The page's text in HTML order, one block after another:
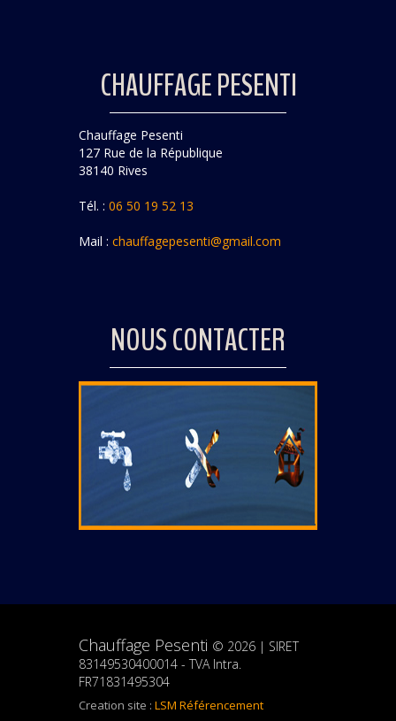
CHAUFFAGE PESENTI
Chauffage Pesenti
127 Rue de la République
38140 Rives
Tél. : 06 50 19 52 13
Mail : chauffagepesenti@gmail.com
NOUS CONTACTER
Chauffage Pesenti © 2026 | SIRET
83149530400014 - TVA Intra.
FR71831495304
Creation site : LSM Référencement